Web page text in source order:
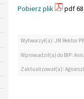
Pobierz plik
pdf
Wytworzył(a): JM Rektor
Wprowadził(a) do BIP:
Zaktualizował(a):